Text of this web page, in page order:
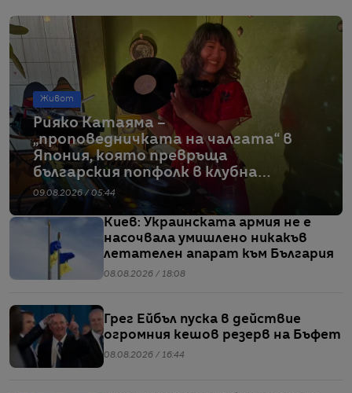
Живот
Рияко Катаяма –
„проповедничката на чалгата“ в
Япония, която превръща
българския попфолк в клубна
екзотика
09.08.2026 / 05:44
Киев: Украинската армия не е
насочвала умишлено никакъв
летателен апарат към България
08.08.2026 / 18:08
Грег Ейбъл пуска в действие
огромния кешов резерв на Бъфет
08.08.2026 / 16:44